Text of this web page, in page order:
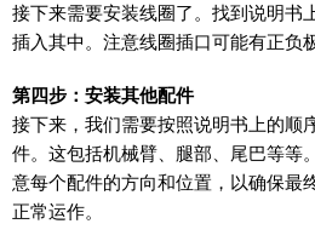
接下来需要安装线圈了。找到说明书
插入其中。注意线圈插口可能有正负
第四步：安装其他配件
接下来，我们需要按照说明书上的顺
件。这包括机械臂、腿部、尾巴等等
意每个配件的方向和位置，以确保最
正常运作。